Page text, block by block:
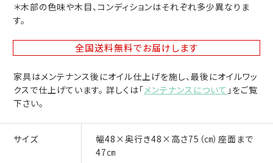
＊木部の色味や木目、コンディションはそれぞれ多少異なりま
す。
全国送料無料でお届けします
家具はメンテナンス後にオイル仕上げを施し、最後にオイルワッ
クスで仕上げています。 詳しくは「メンテナンスについて 」をご覧
下さい。
サイズ
幅48×奥行き48×高さ75（㎝）座面まで
47㎝